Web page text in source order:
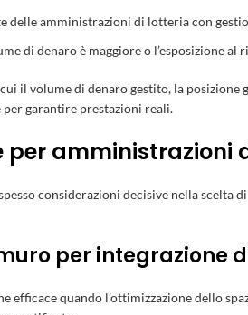
delle amministrazioni di lotteria con
di denaro è maggiore o l’esposizione al
il volume di denaro gestito, la
per garantire prestazioni reali.
per amministrazioni
considerazioni decisive nella
per integrazione
efficace quando l’ottimizzazione dello